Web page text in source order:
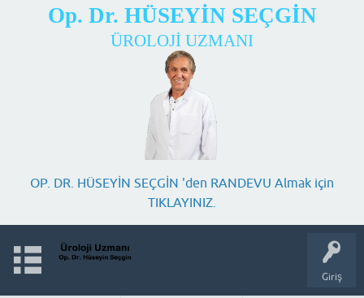
Op. Dr. HÜSEYİN SEÇGİN
ÜROLOJİ UZMANI
OP. DR. HÜSEYİN SEÇGİN 'den RANDEVU Almak için
TIKLAYINIZ.
Giriş